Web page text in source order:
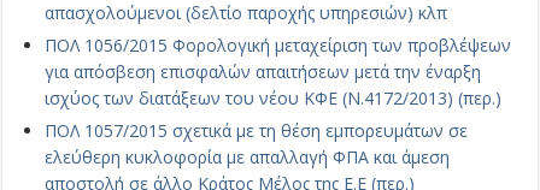
απασχολούμενοι (δελτίο παροχής υπηρεσιών) κλπ
ΠΟΛ 1056/2015 Φορολογική μεταχείριση των προβλέψεων
για απόσβεση επισφαλών απαιτήσεων μετά την έναρξη
ισχύος των διατάξεων του νέου ΚΦΕ (Ν.4172/2013) (περ.)
ΠΟΛ 1057/2015 σχετικά με τη θέση εμπορευμάτων σε
ελεύθερη κυκλοφορία με απαλλαγή ΦΠΑ και άμεση
αποστολή σε άλλο Κράτος Μέλος της Ε.Ε (περ.)